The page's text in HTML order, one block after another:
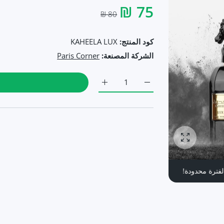
منتج جديد
تكبير الصورة
75 ₪
80 ₪
كود المنتج:
الشركة المصنعة: Paris Corner
زيادة كمية KAHEELA LUX بديل كيالي عنبر - كحيلة الأسود (85مل للجنسين) Default Title زيادة كمية KAHEELA LUX بديل كيالي عنبر - كحيلة الأسود (85مل للجنسين) Default Title